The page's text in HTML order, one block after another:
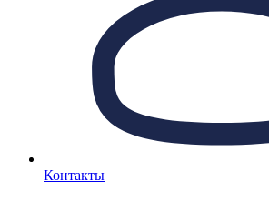
Контакты